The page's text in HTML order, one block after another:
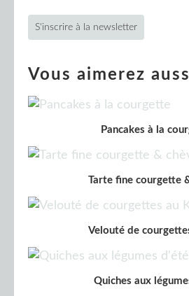
S'inscrire à la newsletter
Vous aimerez
Pancakes à la
Tarte fine courgette
Velouté de
Quiches aux